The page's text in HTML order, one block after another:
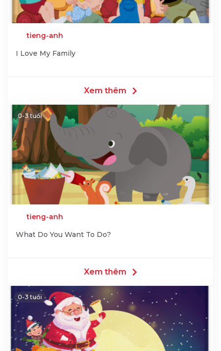
tieng-anh
I Love My Family
Xem thêm
0-3 tuổi
tieng-anh
What Do You Want To Do?
Xem thêm
0-3 tuổi